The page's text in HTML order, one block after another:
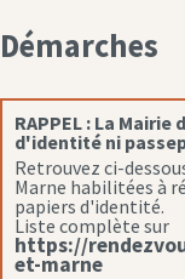
Démarches
RAPPEL : La Mairie
d'identité ni
Retrouvez ci-
Marne habilitées à
papiers d'identité.
Liste complète sur
https://
et-marne